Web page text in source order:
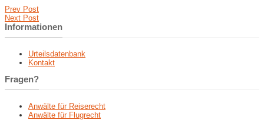
Prev Post
Next Post
Informationen
Urteilsdatenbank
Kontakt
Fragen?
Anwälte für Reiserecht
Anwälte für Flugrecht